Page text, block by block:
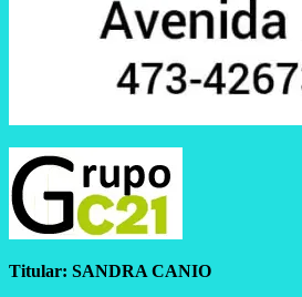
Titular: SANDRA CANIO